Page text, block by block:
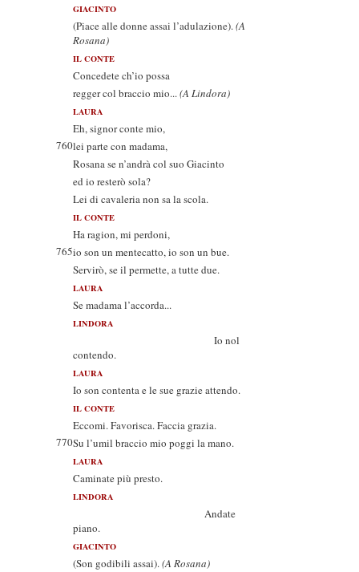
GIACINTO
(Piace alle donne assai l’adulazione).(A
Rosana)
IL CONTE
Concedete ch’io possa
regger col braccio mio...(A Lindora)
LAURA
Eh, signor conte mio,
760lei parte con madama,
Rosana se n’andrà col suo Giacinto
ed io resterò sola?
Lei di cavaleria non sa la scola.
IL CONTE
Ha ragion, mi perdoni,
765io son un mentecatto, io son un bue.
Servirò, se il permette, a tutte due.
LAURA
Se madama l’accorda...
LINDORA
Io nol
contendo.
LAURA
Io son contenta e le sue grazie attendo.
IL CONTE
Eccomi. Favorisca. Faccia grazia.
770Su l’umil braccio mio poggi la mano.
LAURA
Caminate più presto.
LINDORA
Andate
piano.
GIACINTO
(Son godibili assai).(A Rosana)